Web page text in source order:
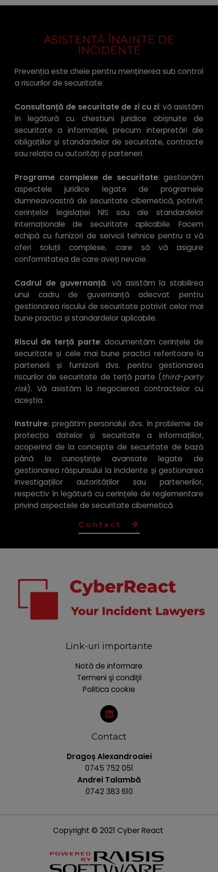
ASISTENȚĂ ÎNAINTE DE
INCIDENTE
Prevenția este cheie pentru menținerea sub control
a riscurilor de securitate.
Consultanță de securitate de zi cu zi: vă asistăm
în legătură cu chestiuni juridice obișnuite de
securitate a informației, precum interpretări ale
obligațiilor și standardelor de securitate, contracte
sau relația cu autorități și parteneri.
Programe complexe de securitate: gestionăm
aspectele juridice legate de programele
dumneavoastră de securitate cibernetică, potrivit
cerințelor legislației NIS sau ale standardelor
internaționale de securitate aplicabile. Facem
echipă cu furnizori de servicii tehnice pentru a vă
oferi soluții complexe, care să vă asigure
conformitatea de care aveți nevoie.
Cadrul de guvernanță: vă asistăm la stabilirea
unui cadru de guvernanță adecvat pentru
gestionarea riscului de securitate potrivit celor mai
bune practici și standardelor aplicabile.
Riscul de terță parte: documentăm cerințele de
securitate și cele mai bune practici referitoare la
partenerii și furnizorii dvs. pentru gestionarea
riscurilor de securitate de terță parte (third-party
risk). Vă asistăm la negocierea contractelor cu
aceștia.
Instruire: pregătim personalul dvs. în probleme de
protecția datelor și securitate a informațiilor,
acoperind de la concepte de securitate de bază
până la cunoștințe avansate legate de
gestionarea răspunsului la incidente și gestionarea
investigațiilor autorităților sau partenerilor,
respectiv în legătură cu cerințele de reglementare
privind aspectele de securitate cibernetică.
Contact
Link-uri importante
Notă de informare
Termeni şi condiţii
Politica cookie
Contact
Dragoș Alexandroaiei
0745 752 051
Andrei Talambă
0742 383 610
Copyright © 2021 Cyber React